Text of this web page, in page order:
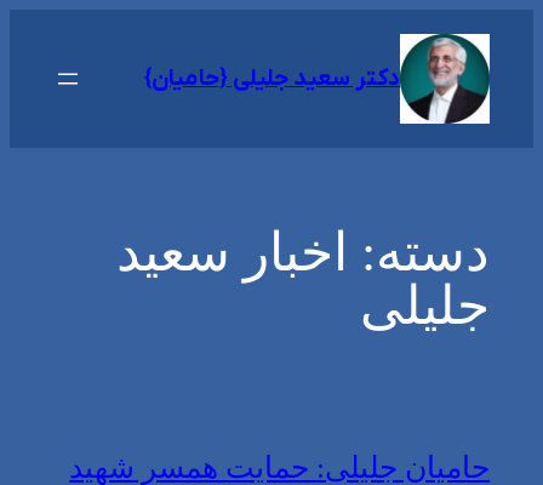
محتوا
دکتر سعید جلیلی {حامیان}
دسته: اخبار سعید
جلیلی
حامیان جلیلی: حمایت همسر شهید